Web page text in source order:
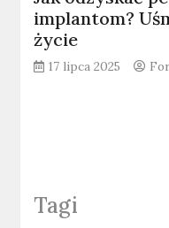
implantom?
życie
17 lipca 2025
Tagi